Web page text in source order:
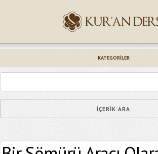
KATEGORILER
Epostanız (*)
Yaşadığınız Hatanın Ayrıntıları